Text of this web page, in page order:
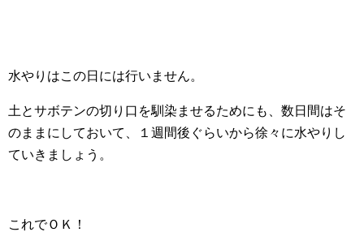
水やりはこの日には行いません。
土とサボテンの切り口を馴染ませるためにも、数日間はそ
のままにしておいて、１週間後ぐらいから徐々に水やりし
ていきましょう。
これでＯＫ！